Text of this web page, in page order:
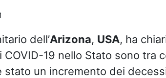
dell’Arizona, USA, ha
COVID-19 nello Stato sono tra
stato un incremento dei